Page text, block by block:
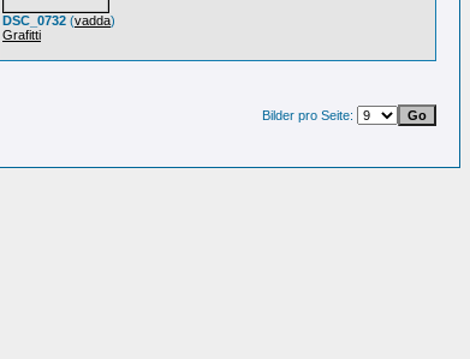
DSC_0732 (vadda)
Grafitti
Bilder pro Seite: